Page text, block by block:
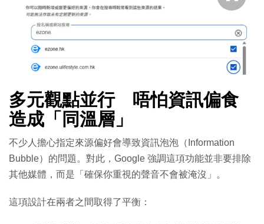
多元觀點並行 唔怕資訊偏食
造成「同溫層」
不少人擔心指定來源偏好會導致資訊泡泡（Information
Bubble）的問題。對此，Google 強調這項功能並非要排除
其他媒體，而是「確保你重視的聲音不會被淹沒」。
這項設計在兩者之間取得了平衡：